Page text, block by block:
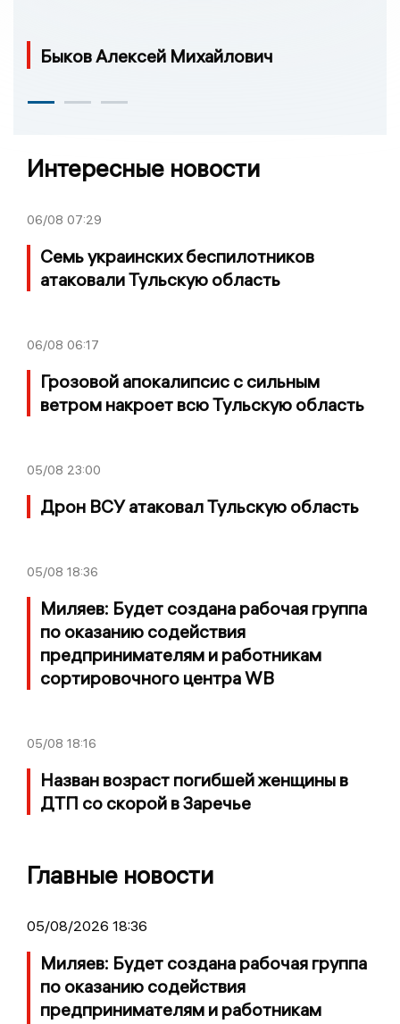
Быков Алексей Михайлович
Интересные новости
06/08 07:29
Семь украинских беспилотников
атаковали Тульскую область
06/08 06:17
Грозовой апокалипсис с сильным
ветром накроет всю Тульскую область
05/08 23:00
Дрон ВСУ атаковал Тульскую область
05/08 18:36
Миляев: Будет создана рабочая группа
по оказанию содействия
предпринимателям и работникам
сортировочного центра WB
05/08 18:16
Назван возраст погибшей женщины в
ДТП со скорой в Заречье
Главные новости
05/08/2026 18:36
Миляев: Будет создана рабочая группа
по оказанию содействия
предпринимателям и работникам